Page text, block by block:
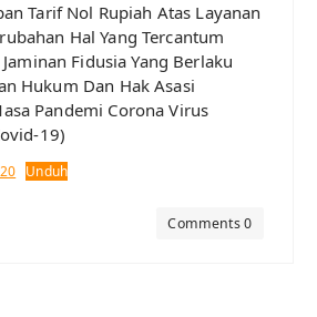
Tarif Nol Rupiah Atas Layanan
Hal Yang Tercantum
Fidusia Yang Berlaku
Hukum Dan Hak Asasi
Pandemi Corona Virus
19)
Unduh
Comments 0